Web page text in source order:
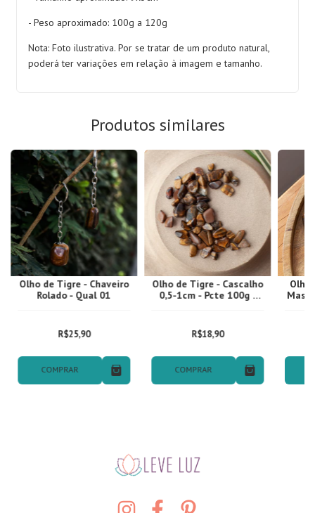
- Peso aproximado: 100g a 120g
Nota: Foto ilustrativa. Por se tratar de um produto natural,
poderá ter variações em relação à imagem e tamanho.
Produtos similares
Olho de Tigre - Chaveiro
Rolado - Qual 01
R$25,90
COMPRAR
Olho de Tigre - Cascalho
0,5-1cm - Pcte 100g -
R$18,90
COMPRAR
Olho